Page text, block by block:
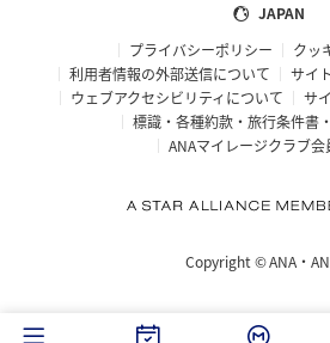
JAPAN
プライバシーポリシー
クッ
利用者情報の外部送信について
サイ
ウェブアクセシビリティについて
サ
標識・各種約款・旅行条件書
ANAマイレージクラブ会
Copyright ©ANA・